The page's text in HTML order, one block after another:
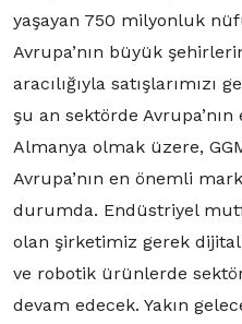
yaşayan 750 milyonluk
Avrupa’nın büyük
aracılığıyla
şu an sektörde
Almanya olmak üzere,
Avrupa’nın en önemli
durumda. Endüstriyel
olan şirketimiz gerek
ve robotik ürünlerde
devam edecek. Yakın